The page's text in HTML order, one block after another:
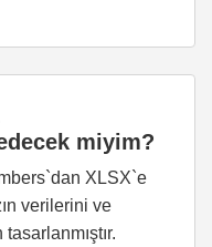
miyim?
XLSX`e
verilerini ve